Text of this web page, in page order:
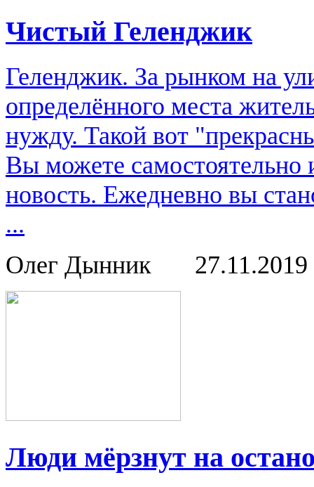
Чистый Геленджик
Геленджик. За рынком на
определённого места
нужду. Такой вот
Вы можете самостоятельно
новость. Ежедневно вы
...
Олег Дынник
27.11.2019
Люди мёрзнут на